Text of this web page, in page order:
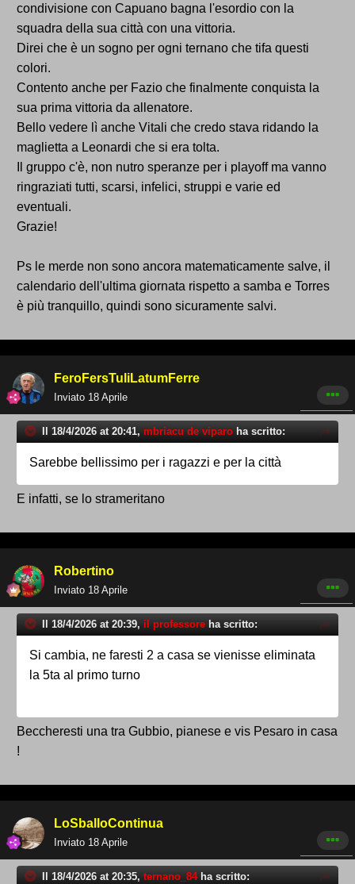
condivisione con Capuano bagna l'esordio con la
squadra della sua città con una vittoria.
Direi che è un sogno per ogni ternano che tifa questi
colori.
Contento anche per Fazio che finalmente conquista la
sua prima vittoria da allenatore.
Bello vedere lì anche Vitali che credo stava ridando la
maglietta a Leonardi che si era tolta.
Il gruppo c'è, non nutro speranze per i playoff ma vanno
ringraziati tutti, scarsi, infelici, struppi e varie ed
eventuali.
Grazie!
Ps le merde non sono ancora matematicamente salve, il
calendario dell'ultima giornata rispetto a samba e Torres
è più tranquillo, quindi sono sicuramente salvi.
FeroFersTuliLatumFerre
Inviato 18 Aprile
Il 18/4/2026 at 20:41, mbriacu de viparo ha scritto:
Sarebbe bellissimo per i ragazzi e per la città
E infatti, se lo strameritano
Robertino
Inviato 18 Aprile
Il 18/4/2026 at 20:39, il professore ha scritto:
Si cambia, ne faresti 2 a casa se vienisse eliminata
la 5ta al primo turno
Beccheresti una tra Gubbio, pianese e vis Pesaro in casa
!
LoSballoContinua
Inviato 18 Aprile
Il 18/4/2026 at 20:35, ternano_84ha scritto: